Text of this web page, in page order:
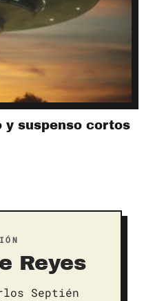
y suspenso cortos
Reyes
Septién